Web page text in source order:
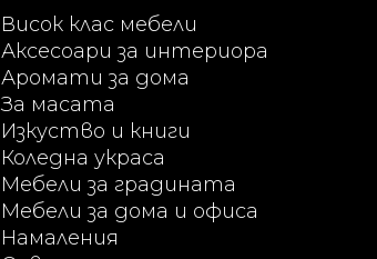
Висок клас мебели
Аксесоари за интериора
Аромати за дома
За масата
Изкуство и книги
Коледна украса
Мебели за градината
Мебели за дома и офиса
Намаления